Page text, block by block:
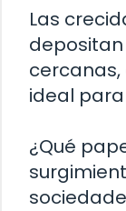
Las
ideal
¿Qué